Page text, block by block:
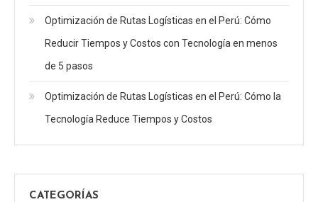
Optimización de Rutas Logísticas en el Perú: Cómo
Reducir Tiempos y Costos con Tecnología en menos
de 5 pasos
Optimización de Rutas Logísticas en el Perú: Cómo la
Tecnología Reduce Tiempos y Costos
CATEGORÍAS